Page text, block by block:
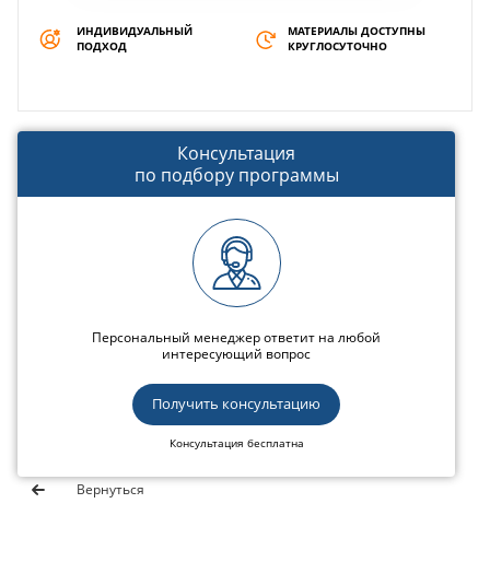
ИНДИВИДУАЛЬНЫЙ
ПОДХОД
МАТЕРИАЛЫ ДОСТУПНЫ
КРУГЛОСУТОЧНО
Консультация
по подбору программы
Персональный менеджер ответит на любой
интересующий вопрос
Получить консультацию
Консультация бесплатна
Вернуться